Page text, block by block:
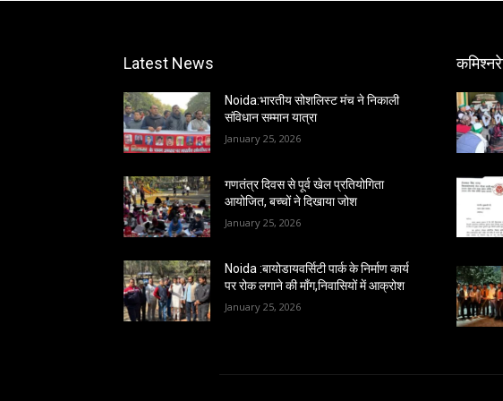
Latest News
Noida:भारतीय सोशलिस्ट मंच ने निकाली
संविधान सम्मान यात्रा
January 25, 2026
गणतंत्र दिवस से पूर्व खेल प्रतियोगिता
आयोजित, बच्चों ने दिखाया जोश
January 25, 2026
Noida :बायोडायवर्सिटी पार्क के निर्माण कार्य
पर रोक लगाने की माँग,निवासियों में आक्रोश
January 25, 2026